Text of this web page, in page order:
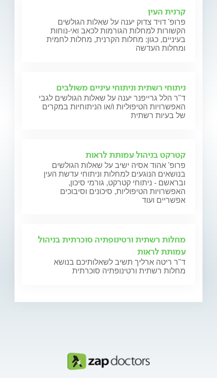
קרנית העין
פרופ' דויד צדוק יענה על שאלות הגולשים
הקשורות למחלות הגורמות לכאב ואי-נוחות
בעיניים, כגון: מחלות הקרנית, מחלות לחמית
ומחלות העדשה
ניתוחי רשתית וניתוחי עיניים משולבים
ד"ר הלל גרייפנר יענה על שאלות הגולשים לגבי
האפשרויות הטיפוליות ו/או הניתוחיות במקרים
של בעיות רשתית
קטרקט בניהול עמותת לראות
פרופ' אהוד אסיה ישיב על שאלות הגולשים
בנושאים הנוגעים למחלות וניתוחי עדשת העין
ובראשם - ניתוחי קטרקט, גורמי סיכון,
האפשרויות הטיפוליות, סיכונים וסיבוכים
אפשריים ועוד
מחלות רשתית ורטינופתיה סוכרתית בניהול
עמותת לראות
ד"ר ריטה ארליך תשיב לשאלותיכם בנושא
מחלות רשתית ורטינופתיה סוכרתית